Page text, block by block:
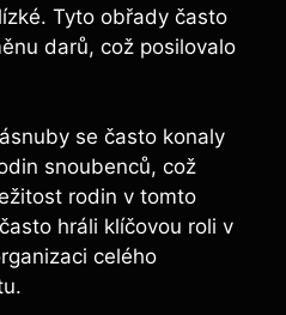
Tyto obřady často
darů, což posilovalo
se často konaly
snoubenců, což
rodin v tomto
hráli klíčovou roli v
celého